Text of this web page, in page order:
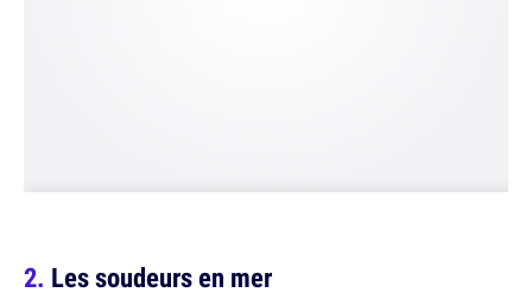
Les soudeurs en mer